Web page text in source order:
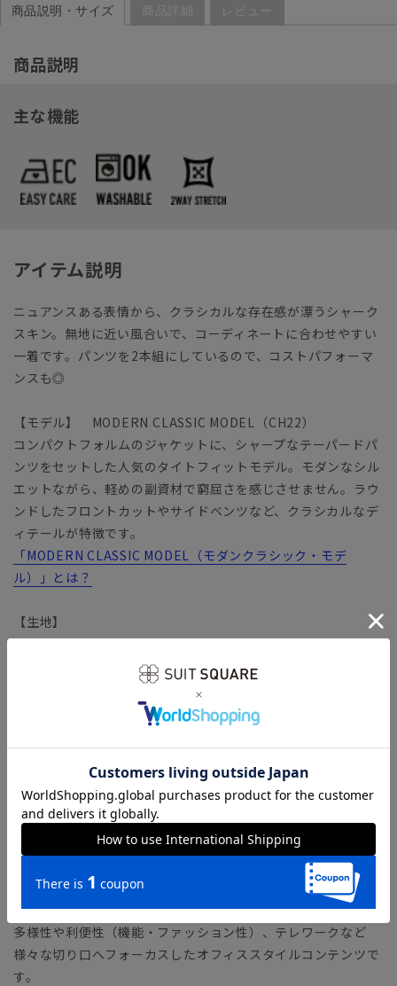
商品説明・サイズ 商品詳細 レビュー
商品説明
主な機能
アイテム説明
ニュアンスある表情から、クラシカルな存在感が漂うシャーク
スキン。無地に近い風合いで、コーディネートに合わせやすい
一着です。パンツを2本組にしているので、コストパフォーマ
ンスも◎
【モデル】 MODERN CLASSIC MODEL（CH22）
コンパクトフォルムのジャケットに、シャープなテーパードパ
ンツをセットした人気のタイトフィットモデル。モダンなシル
エットながら、軽めの副資材で窮屈さを感じさせません。ラウ
ンドしたフロントカットやサイドベンツなど、クラシカルなデ
ィテールが特徴です。
「MODERN CLASSIC MODEL（モダンクラシック・モデ
ル）」とは？
【生地】
バネのようならせん状の分子構造を有する繊維
「SOLOTEX（ソロテックス）」生地。心地よいストレッチ性
がありながら、形態安定性にも優れています。適度な厚みとハ
リが嬉しい、安心感のあるファブリックです。ウールライクな
風合いが特徴のポリエステル100％素材を使用。素材特性であ
る防シワ性に加え、タテヨコ伸びるストレッチ性と機能面に優
れています。
【機能】
ウォッシャブル／汚れてもご家庭で簡単にお洗濯が可能です。
【ショップインブランド】 COMMUTECH（コミューテッ
ク）
多様性や利便性（機能・ファッション性）、テレワークなど
様々な切り口へフォーカスしたオフィススタイルコンテンツで
す。